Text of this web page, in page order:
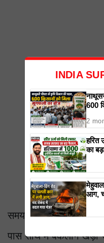
समय में अन्य पद खाली
पास साथ में बैकलॉग खड़ा
INDIA
600
2
हरित
का
आग,